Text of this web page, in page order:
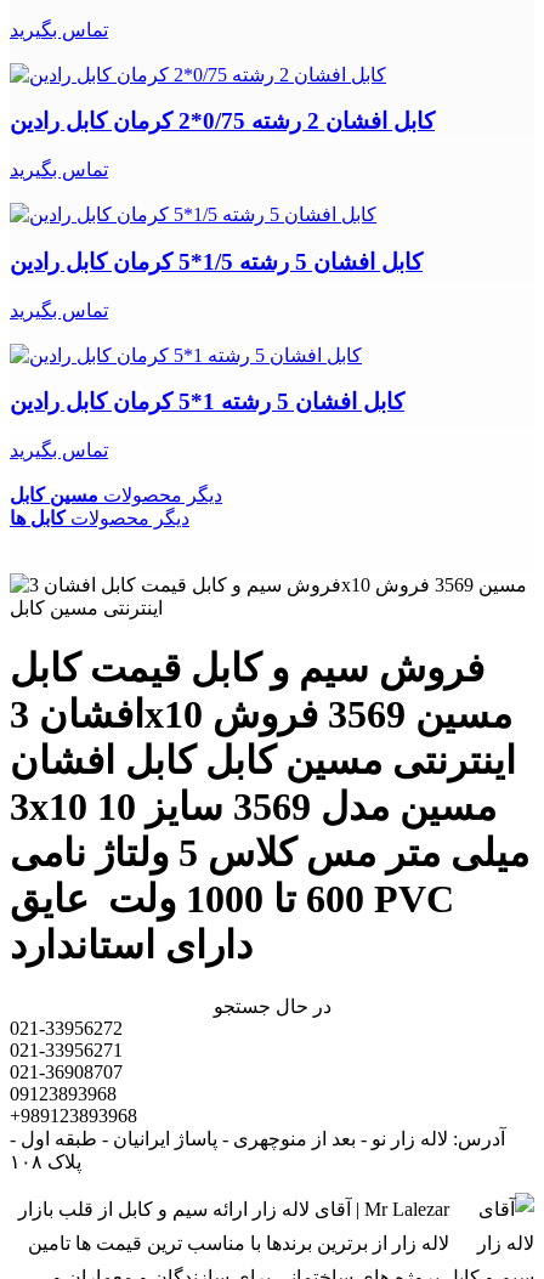
تماس بگیرید
کابل افشان 2 رشته 0/75*2 کرمان کابل رادین
تماس بگیرید
کابل افشان 5 رشته 1/5*5 کرمان کابل رادین
تماس بگیرید
کابل افشان 5 رشته 1*5 کرمان کابل رادین
تماس بگیرید
دیگر محصولات مسین کابل
دیگر محصولاتکابل ها
فروش سیم و کابل قیمت کابل
افشان 3x10 مسین 3569 فروش
اینترنتی مسین کابل کابل افشان
3x10 مسین مدل 3569 سایز 10
میلی متر مس کلاس 5 ولتاژ نامی
600 تا 1000 ولت عایق PVC
دارای استاندارد
در حال جستجو
021-33956272
021-33956271
021-36908707
09123893968
+989123893968
آدرس: لاله زار نو - بعد از منوچهری - پاساژ ایرانیان - طبقه اول -
پلاک ۱۰۸
Mr Lalezar | آقای لاله زار ارائه سیم و کابل از قلب بازار
لاله زار از برترین برندها با مناسب ترین قیمت ها تامین